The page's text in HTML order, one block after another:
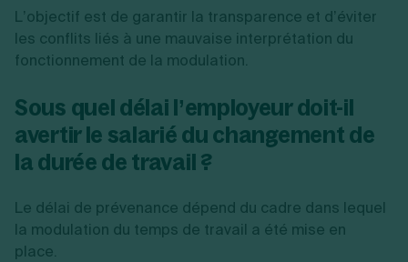
L’objectif est de garantir la transparence et d’éviter
les conflits liés à une mauvaise interprétation du
fonctionnement de la modulation.
Sous quel délai l’employeur doit-il
avertir le salarié du changement de
la durée de travail ?
Le délai de prévenance dépend du cadre dans lequel
la modulation du temps de travail a été mise en
place.